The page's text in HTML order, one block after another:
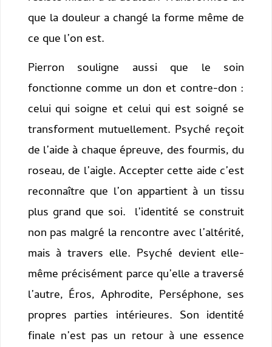
que la douleur a changé la forme même de
ce que l’on est.
Pierron souligne aussi que le soin
fonctionne comme un don et contre-don :
celui qui soigne et celui qui est soigné se
transforment mutuellement. Psyché reçoit
de l’aide à chaque épreuve, des fourmis, du
roseau, de l’aigle. Accepter cette aide c’est
reconnaître que l’on appartient à un tissu
plus grand que soi. l’identité se construit
non pas malgré la rencontre avec l’altérité,
mais à travers elle. Psyché devient elle-
même précisément parce qu’elle a traversé
l’autre, Éros, Aphrodite, Perséphone, ses
propres parties intérieures. Son identité
finale n’est pas un retour à une essence